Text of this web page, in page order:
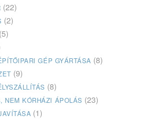
(22)
(2)
(5)
GÉP GYÁRTÁSA (8)
(9)
(8)
NEM KÓRHÁZI ÁPOLÁS (23)
(1)